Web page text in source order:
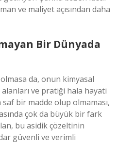
ve maliyet açısından daha
Bir Dünyada
da, onun kimyasal
ve pratiği hala hayati
saf bir madde olup olmaması,
çok da büyük bir fark
bu asidik çözeltinin
güvenli ve verimli